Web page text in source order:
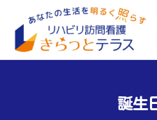
the
誕生